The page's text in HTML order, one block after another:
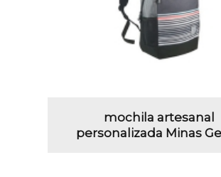
mochila artesanal
personalizada Minas